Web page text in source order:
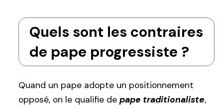
Quels sont les contraires
de pape progressiste ?
Quand un pape adopte un positionnement
opposé, on le qualifie de pape traditionaliste,